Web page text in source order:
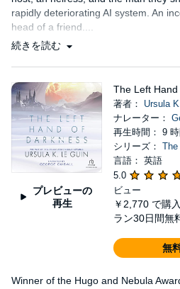
rapidly deteriorating AI system. An
head of a friend....
続きを読む
プレビューの
再生
The Left
著者： Ursula
ナレーター：
再生時間： 9
シリーズ：
言語： 英語
5.0
ビュー
￥2,770 で購
ラン30日間無
無
Winner of the Hugo and Nebula